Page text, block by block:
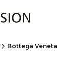
Bottega Veneta